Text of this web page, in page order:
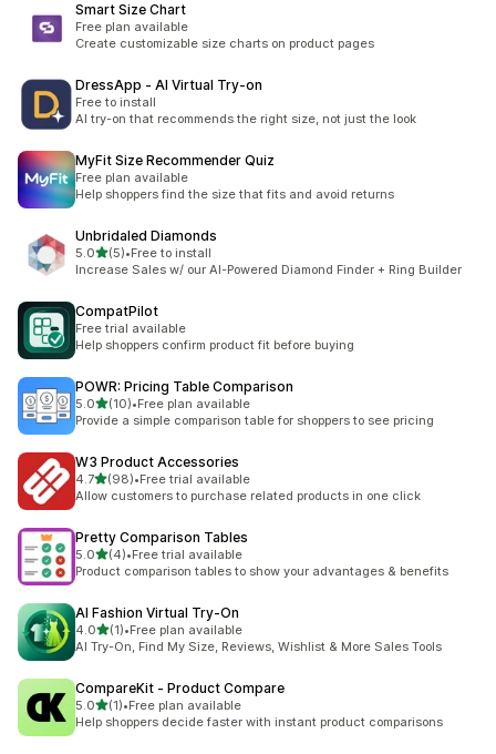
Smart Size Chart
Free plan available
Create customizable size charts on product pages
DressApp ‑ AI Virtual Try‑on
Free to install
AI try-on that recommends the right size, not just the look
MyFit Size Recommender Quiz
Free plan available
Help shoppers find the size that fits and avoid returns
Unbridaled Diamonds
5.05つ星中
(5)
合計レビュー数：5件
•Free to install
Increase Sales w/ our AI-Powered Diamond Finder + Ring Builder
CompatPilot
Free trial available
Help shoppers confirm product fit before buying
POWR: Pricing Table Comparison
5.05つ星中
(10)
合計レビュー数：10件
•Free plan available
Provide a simple comparison table for shoppers to see pricing
W3 Product Accessories
4.75つ星中
(98)
合計レビュー数：98件
•Free trial available
Allow customers to purchase related products in one click
Pretty Comparison Tables
5.05つ星中
(4)
合計レビュー数：4件
•Free trial available
Product comparison tables to show your advantages & benefits
AI Fashion Virtual Try‑On
4.05つ星中
(1)
合計レビュー数：1件
•Free plan available
AI Try-On, Find My Size, Reviews, Wishlist & More Sales Tools
CompareKit ‑ Product Compare
5.05つ星中
(1)
合計レビュー数：1件
•Free plan available
Help shoppers decide faster with instant product comparisons